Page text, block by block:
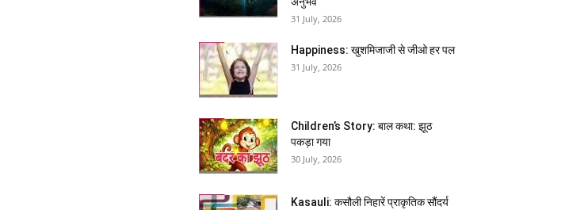
31 July, 2026
Happiness: खुशमिजाजी से जीओ हर पल
31 July, 2026
Children’s Story: बाल कथा: झूठ
पकड़ा गया
30 July, 2026
Kasauli: कसौली निहारें प्राकृतिक सौंदर्य